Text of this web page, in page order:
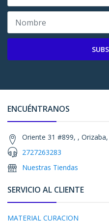
ENCUÉNTRANOS
Oriente 31 #899, ,
2727263283
Nuestras Tiendas
SERVICIO AL CLIENTE
MATERIAL CURACION